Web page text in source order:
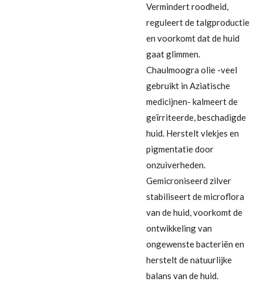
Vermindert roodheid,
reguleert de talgproductie
en voorkomt dat de huid
gaat glimmen.
Chaulmoogra olie -veel
gebruikt in Aziatische
medicijnen- kalmeert de
geïrriteerde, beschadigde
huid. Herstelt vlekjes en
pigmentatie door
onzuiverheden.
Gemicroniseerd zilver
stabiliseert de microflora
van de huid, voorkomt de
ontwikkeling van
ongewenste bacteriën en
herstelt de natuurlijke
balans van de huid.